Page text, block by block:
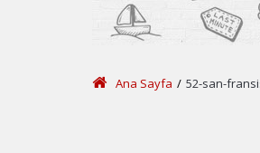
Ana Sayfa / 52-san-